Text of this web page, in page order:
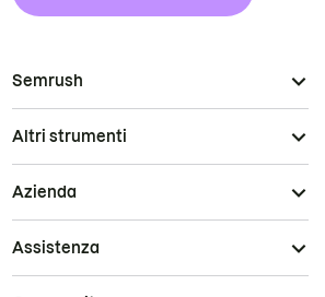
Semrush
Altri strumenti
Azienda
Assistenza